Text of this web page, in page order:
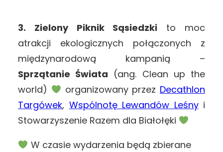
3. Zielony Piknik Sąsiedzki to moc
atrakcji ekologicznych połączonych z
międzynarodową kampanią –
Sprzątanie Świata (ang. Clean up the
world)
⁠ organizowany przez Decathlon
Targówek, Wspólnotę Lewandów Leśnyi
Stowarzyszenie Razem dla Białołęki
W czasie wydarzenia będą zbierane